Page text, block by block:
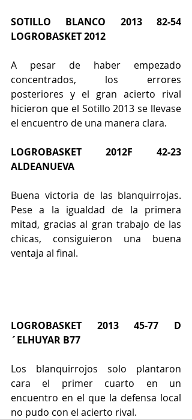
SOTILLO BLANCO 2013 82-54
LOGROBASKET 2012
A pesar de haber empezado
concentrados, los errores
posteriores y el gran acierto rival
hicieron que el Sotillo 2013 se llevase
el encuentro de una manera clara.
LOGROBASKET 2012F 42-23
ALDEANUEVA
Buena victoria de las blanquirrojas.
Pese a la igualdad de la primera
mitad, gracias al gran trabajo de las
chicas, consiguieron una buena
ventaja al final.
LOGROBASKET 2013 45-77 D
´ELHUYAR B77
Los blanquirrojos solo plantaron
cara el primer cuarto en un
encuentro en el que la defensa local
no pudo con el acierto rival.